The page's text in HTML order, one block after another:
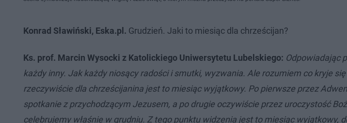
Konrad Sławiński, Eska.pl. Grudzień. Jaki to miesiąc dla chrześcijan?
Ks. prof. Marcin Wysocki z Katolickiego Uniwersytetu Lubelskiego: Odpowiadając
każdy inny. Jak każdy niosący radości i smutki, wyzwania. Ale rozumiem co kryje
rzeczywiście dla chrześcijanina jest to miesiąc wyjątkowy. Po pierwsze przez
spotkanie z przychodzącym Jezusem, a po drugie oczywiście przez uroczystość
celebrujemy właśnie w grudniu. Z tego punktu widzenia jest to miesiąc wyjątkowy,